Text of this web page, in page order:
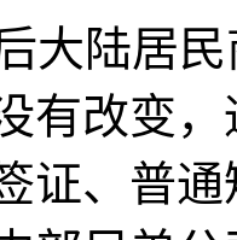
大陆居
有改变
证、普